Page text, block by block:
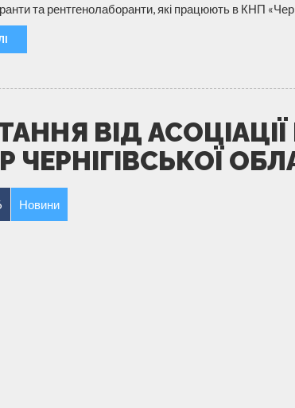
та рентгенолаборанти, які працюють в КНП
ВІД
ЧЕРНІГІВСЬКОЇ
Новини